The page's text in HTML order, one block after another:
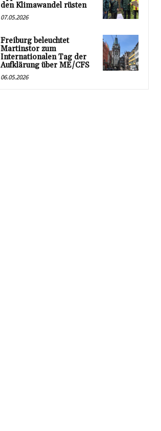
den Klimawandel rüsten
07.05.2026
Freiburg beleuchtet
Martinstor zum
Internationalen Tag der
Aufklärung über ME/CFS
06.05.2026